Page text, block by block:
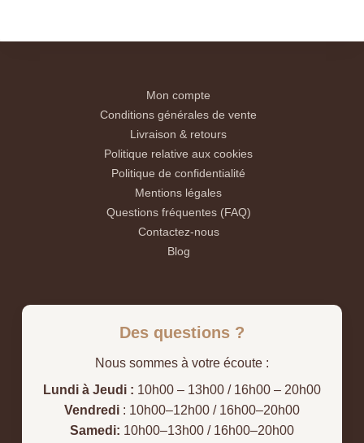
Mon compte
Conditions générales de vente
Livraison & retours
Politique relative aux cookies
Politique de confidentialité
Mentions légales
Questions fréquentes (FAQ)
Contactez-nous
Blog
Des questions ?
Nous sommes à votre écoute :
Lundi à Jeudi : 10h00 – 13h00 / 16h00 – 20h00
Vendredi : 10h00–12h00 / 16h00–20h00
Samedi: 10h00–13h00 / 16h00–20h00